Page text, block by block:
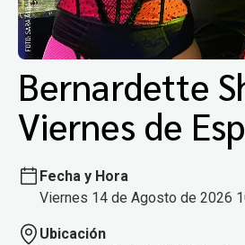
Bernardette
Viernes de
Fecha y Hora
Viernes 14 de Agosto de 2026
Ubicación